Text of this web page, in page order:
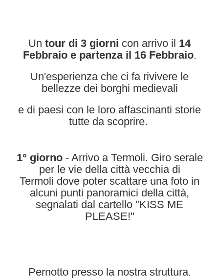
Un tour di 3 giorni con arrivo il 14
Febbraio e partenza il 16 Febbraio.
Un'esperienza che ci fa rivivere le
bellezze dei borghi medievali
e di paesi con le loro affascinanti storie
tutte da scoprire.
1° giorno- Arrivo a Termoli. Giro serale
per le vie della città vecchia di
Termoli dove poter scattare una foto in
alcuni punti panoramici della città,
segnalati dal cartello "KISS ME
PLEASE!"
Pernotto presso la nostra struttura.